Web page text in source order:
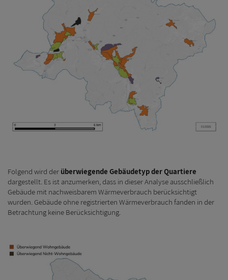
Folgend wird der überwiegende Gebäudetyp der Quartiere
dargestellt. Es ist anzumerken, dass in dieser Analyse ausschließlich
Gebäude mit nachweisbarem Wärmeverbrauch berücksichtigt
wurden. Gebäude ohne registrierten Wärmeverbrauch fanden in der
Betrachtung keine Berücksichtigung.